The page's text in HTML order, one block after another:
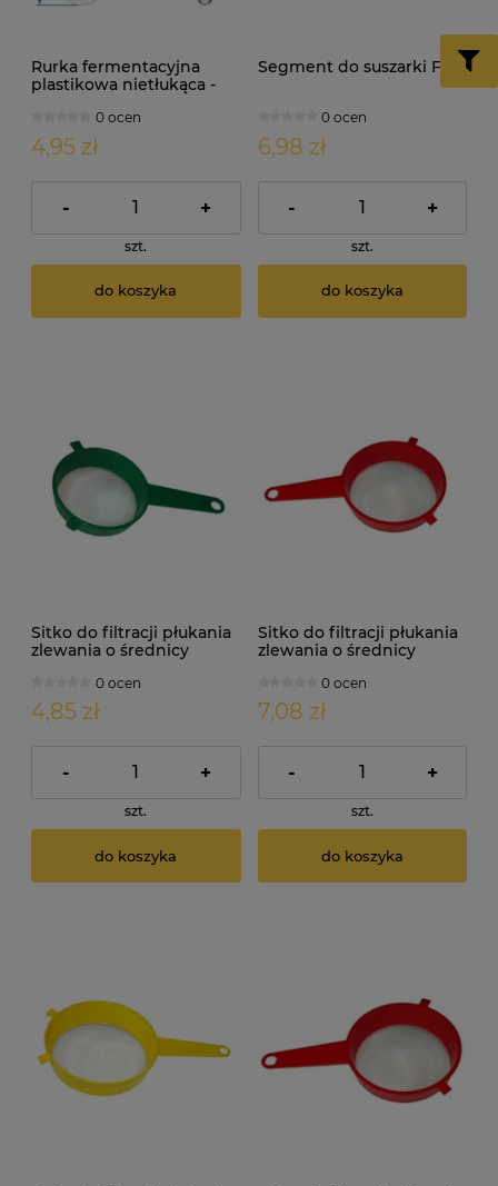
Rurka fermentacyjna
plastikowa nietłukąca -
0 ocen
4,95 zł
- +
szt.
do koszyka
Segment do suszarki FIX
0 ocen
6,98 zł
- +
szt.
do koszyka
Sitko do filtracji płukania
zlewania o średnicy
0 ocen
4,85 zł
- +
szt.
do koszyka
Sitko do filtracji płukania
zlewania o średnicy
0 ocen
7,08 zł
- +
szt.
do koszyka